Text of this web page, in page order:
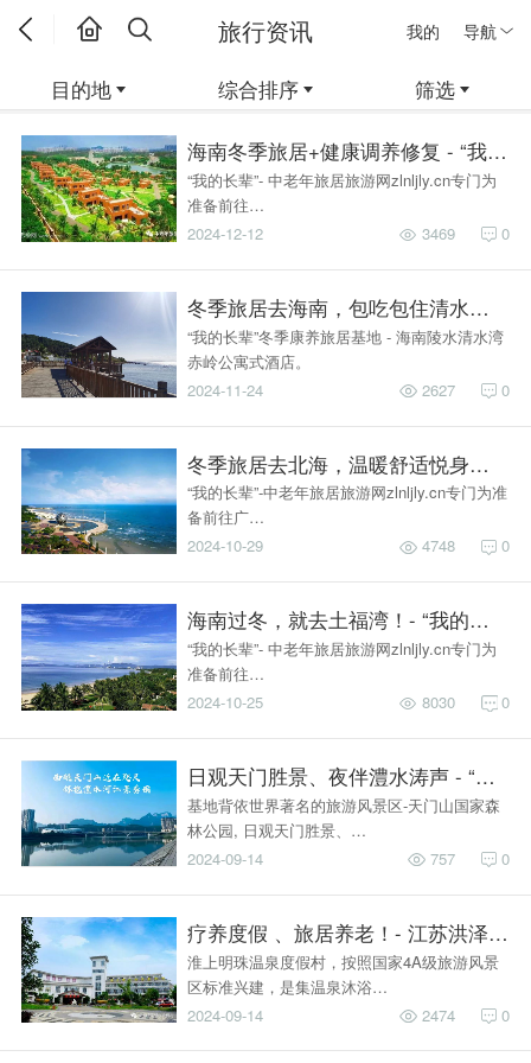
我的 导航
旅行资讯
目的地 综合排序 筛选
海南冬季旅居+健康调养修复 - “我的
“我的长辈”- 中老年旅居旅游网zlnljly.cn专门为
准备前往…
2024-12-12
0
3469
冬季旅居去海南，包吃包住清水湾！-
“我的长辈”冬季康养旅居基地 - 海南陵水清水湾
赤岭公寓式酒店。
2024-11-24
0
2627
冬季旅居去北海，温暖舒适悦身心！-
“我的长辈”-中老年旅居旅游网zlnljly.cn专门为准
备前往广…
2024-10-29
0
4748
海南过冬，就去土福湾！- “我的长辈”
“我的长辈”- 中老年旅居旅游网zlnljly.cn专门为
准备前往…
2024-10-25
0
8030
日观天门胜景、夜伴澧水涛声 - “我的
基地背依世界著名的旅游风景区-天门山国家森
林公园, 日观天门胜景、…
2024-09-14
0
757
疗养度假 、旅居养老！- 江苏洪泽淮
淮上明珠温泉度假村，按照国家4A级旅游风景
区标准兴建，是集温泉沐浴…
2024-09-14
0
2474